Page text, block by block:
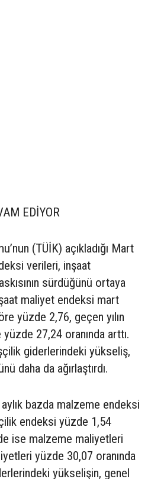
EDİYOR
(TÜİK) açıkladığı Mart
verileri, inşaat
sürdüğünü ortaya
maliyet endeksi mart
yüzde 2,76, geçen yılın
27,24 oranında arttı.
giderlerindeki yükseliş,
daha da ağırlaştırdı.
bazda malzeme endeksi
endeksi yüzde 1,54
ise malzeme maliyetleri
yüzde 30,07 oranında
yükselişin, genel